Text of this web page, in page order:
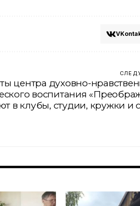
центра духовно-
воспитания
в клубы, студии, кружки и